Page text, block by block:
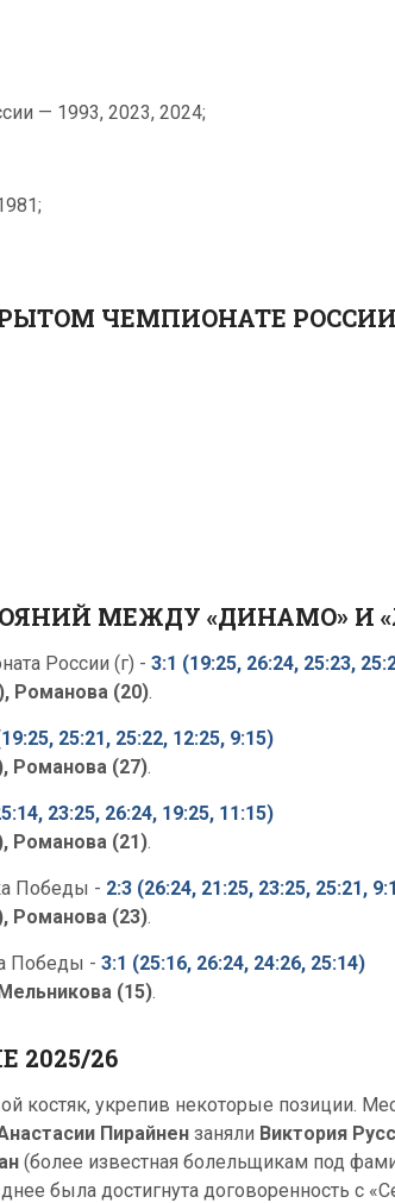
— 1993, 2023, 2024;
ЧЕМПИОНАТЕ РОССИИ
МЕЖДУ «ДИНАМО» И
России (г) - 3:1 (19:25, 26:24, 25:23,
Романова (20).
25:21, 25:22, 12:25, 9:15)
Романова (27).
23:25, 26:24, 19:25, 11:15)
Романова (21).
Победы - 2:3 (26:24, 21:25, 23:25, 25:21,
Романова (23).
Победы - 3:1 (25:16, 26:24, 24:26, 25:14)
(15).
2025/26
костяк, укрепив некоторые позиции.
Пирайнен заняли Виктория
(более известная болельщикам под
была достигнута договоренность с